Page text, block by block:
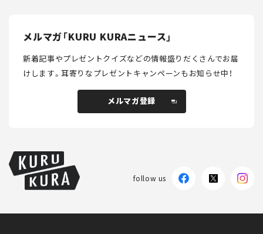
メルマガ「KURU KURAニュース」
新着記事やプレゼントクイズなどの情報盛りだくさんでお届
けします。耳寄りなプレゼントキャンペーンもお知らせ中！
メルマガ登録
follow us